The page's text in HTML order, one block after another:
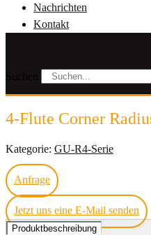
Nachrichten
Kontakt
4-Flute Corner
Kategorie: GU-R4-Serie
Anfrage
Jetzt uns eine E-Mail senden
Produktbeschreibung